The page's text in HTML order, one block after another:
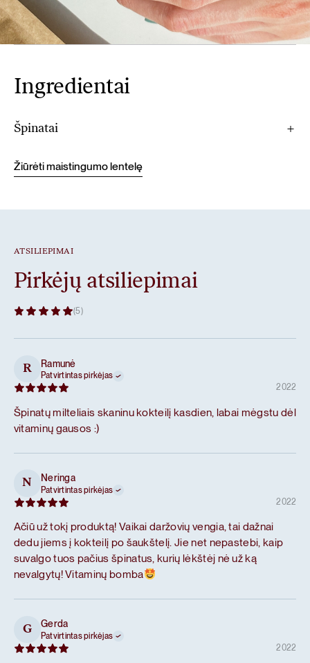
Ingredientai
Špinatai
Žiūrėti maistingumo lentelę
ATSILIEPIMAI
Pirkėjų atsiliepimai
(5)
R Ramunė
Patvirtintas pirkėjas
2022
Špinatų milteliais skaninu kokteilį kasdien, labai mėgstu dėl
vitaminų gausos :)
N Neringa
Patvirtintas pirkėjas
2022
Ačiū už tokį produktą! Vaikai daržovių vengia, tai dažnai
dedu jiems į kokteilį po šaukštelį. Jie net nepastebi, kaip
suvalgo tuos pačius špinatus, kurių lėkštėj nė už ką
nevalgytų! Vitaminų bomba
G Gerda
Patvirtintas pirkėjas
2022